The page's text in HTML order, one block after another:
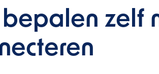
bepalen zelf